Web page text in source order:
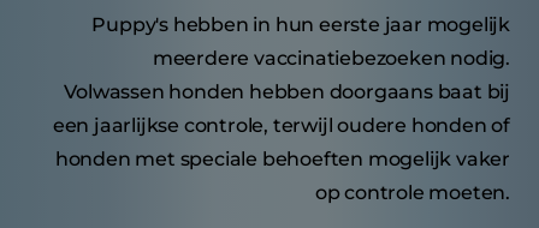
Puppy's hebben in hun eerste jaar mogelijk
meerdere vaccinatiebezoeken nodig.
Volwassen honden hebben doorgaans baat bij
een jaarlijkse controle, terwijl oudere honden of
honden met speciale behoeften mogelijk vaker
op controle moeten.